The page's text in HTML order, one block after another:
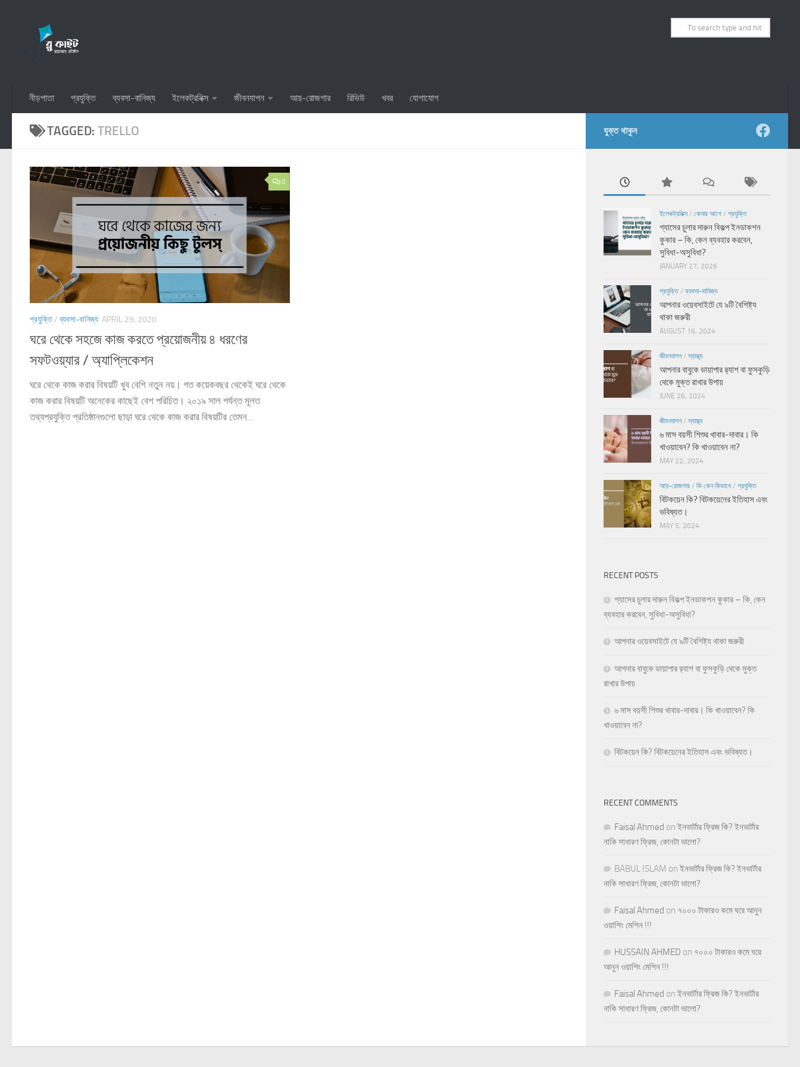
নীড়পাতা প্রযুক্তি ব্যবসা-বানিজ্য ইলেকট্রনিক্স জীবনযাপন আয়-রোজগার রিভিউ খবর যোগাযোগ
TAGGED: TRELLO
0
প্রযুক্তি/ব্যবসা-বানিজ্য APRIL 29, 2020
ঘরে থেকে সহজে কাজ করতে প্রয়োজনীয় ৪ ধরণের
সফটওয়্যার / অ্যাপ্লিকেশন
ঘরে থেকে কাজ করার বিষয়টি খুব বেশি নতুন নয়। গত কয়েকবছর থেকেই ঘরে থেকে
কাজ করার বিষয়টি অনেকের কাছেই বেশ পরিচিত। ২০১৯ সাল পর্যন্ত মূলত
তথ্যপ্রযুক্তি প্রতিষ্ঠানগুলো ছাড়া ঘরে থেকে কাজ করার বিষয়টির তেমন...
যুক্ত থাকুন
ইলেকট্রনিক্স / কেনার আগে / প্রযুক্তি
গ্যাসের চুলার দারুন বিকল্প ইনডাকশন
কুকার – কি, কেন ব্যবহার করবেন,
সুবিধা-অসুবিধা?
JANUARY 27, 2026
প্রযুক্তি /ব্যবসা-বানিজ্য
আপনার ওয়েবসাইটে যে ৯টি বৈশিষ্ট্য
থাকা জরুরী
AUGUST 16, 2024
জীবনযাপন/স্বাস্থ্য
আপনার বাবুকে ডায়াপার র‍্যাশ বা ফুসকুড়ি
থেকে মুক্ত রাখার উপায়
JUNE 26, 2024
জীবনযাপন/স্বাস্থ্য
৬ মাস বয়সী শিশুর খাবার-দাবার। কি
খাওয়াবেন? কি খাওয়াবেন না?
MAY 22, 2024
আয়-রোজগার / কি কেন কিভাবে / প্রযুক্তি
বিটকয়েন কি? বিটকয়েনের ইতিহাস এবং
ভবিষ্যত।
MAY 5, 2024
RECENT POSTS
গ্যাসের চুলার দারুন বিকল্প ইনডাকশন কুকার – কি, কেন
ব্যবহার করবেন, সুবিধা-অসুবিধা?
আপনার ওয়েবসাইটে যে ৯টি বৈশিষ্ট্য থাকা জরুরী
আপনার বাবুকে ডায়াপার র‍্যাশ বা ফুসকুড়ি থেকে মুক্ত
রাখার উপায়
৬ মাস বয়সী শিশুর খাবার-দাবার। কি খাওয়াবেন? কি
খাওয়াবেন না?
বিটকয়েন কি? বিটকয়েনের ইতিহাস এবং ভবিষ্যত।
RECENT COMMENTS
Faisal Ahmed on ইনভার্টার ফ্রিজ কি? ইনভার্টার
নাকি সাধারণ ফ্রিজ, কোনটা ভালো?
BABUL ISLAM on ইনভার্টার ফ্রিজ কি? ইনভার্টার
নাকি সাধারণ ফ্রিজ, কোনটা ভালো?
Faisal Ahmed on ৭০০০ টাকারও কমে ঘরে আনুন
ওয়াশিং মেশিন !!!
HUSSAIN AHMED on ৭০০০ টাকারও কমে ঘরে
আনুন ওয়াশিং মেশিন !!!
Faisal Ahmed on ইনভার্টার ফ্রিজ কি? ইনভার্টার
নাকি সাধারণ ফ্রিজ, কোনটা ভালো?